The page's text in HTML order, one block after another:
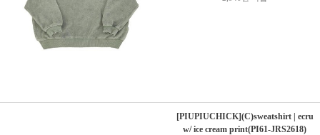
[PIUPIUCHICK](C)sweatshirt | ecru
w/ ice cream print(PI61-JRS2618)